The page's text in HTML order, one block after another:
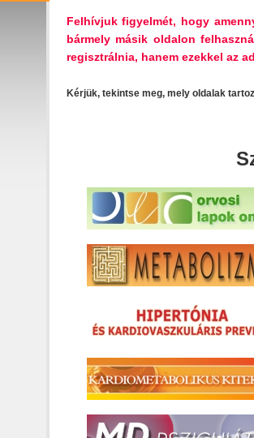
Felhívjuk figyelmét, hogy
bármely másik oldalon
regisztrálnia, hanem ezekkel az
Kérjük, tekintse meg, mely oldalak